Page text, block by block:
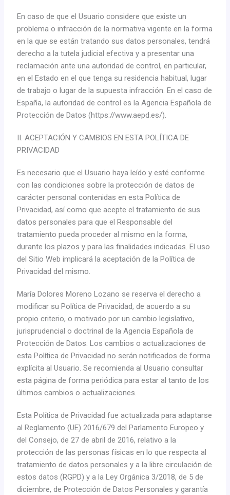
En caso de que el Usuario considere que existe un
problema o infracción de la normativa vigente en la forma
en la que se están tratando sus datos personales, tendrá
derecho a la tutela judicial efectiva y a presentar una
reclamación ante una autoridad de control, en particular,
en el Estado en el que tenga su residencia habitual, lugar
de trabajo o lugar de la supuesta infracción. En el caso de
España, la autoridad de control es la Agencia Española de
Protección de Datos (https://www.aepd.es/).
II. ACEPTACIÓN Y CAMBIOS EN ESTA POLÍTICA DE
PRIVACIDAD
Es necesario que el Usuario haya leído y esté conforme
con las condiciones sobre la protección de datos de
carácter personal contenidas en esta Política de
Privacidad, así como que acepte el tratamiento de sus
datos personales para que el Responsable del
tratamiento pueda proceder al mismo en la forma,
durante los plazos y para las finalidades indicadas. El uso
del Sitio Web implicará la aceptación de la Política de
Privacidad del mismo.
María Dolores Moreno Lozano se reserva el derecho a
modificar su Política de Privacidad, de acuerdo a su
propio criterio, o motivado por un cambio legislativo,
jurisprudencial o doctrinal de la Agencia Española de
Protección de Datos. Los cambios o actualizaciones de
esta Política de Privacidad no serán notificados de forma
explícita al Usuario. Se recomienda al Usuario consultar
esta página de forma periódica para estar al tanto de los
últimos cambios o actualizaciones.
Esta Política de Privacidad fue actualizada para adaptarse
al Reglamento (UE) 2016/679 del Parlamento Europeo y
del Consejo, de 27 de abril de 2016, relativo a la
protección de las personas físicas en lo que respecta al
tratamiento de datos personales y a la libre circulación de
estos datos (RGPD) y a la Ley Orgánica 3/2018, de 5 de
diciembre, de Protección de Datos Personales y garantía